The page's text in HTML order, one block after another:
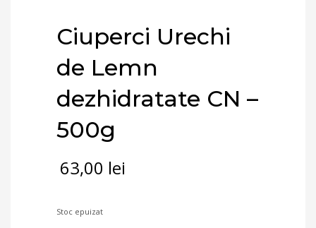
Ciuperci Urechi
de Lemn
dezhidratate CN –
500g
63,00 lei
Stoc epuizat